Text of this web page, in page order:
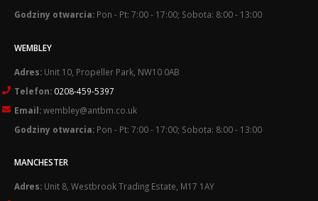
Godziny otwarcia: Pon - Pt: 7:00 - 17:00; Sobota: 8:00 - 13:00
WEMBLEY
Adres: Unit 10, Propeller Park, NW10 0AB
Telefon: 0208-459-5397
Email:wembley@antbm.co.uk
Godziny otwarcia: Pon - Pt: 7:00 - 17:00; Sobota: 8:00 - 13:00
MANCHESTER
Adres: Unit 8, Westbrook Trading Estate, M17 1AY